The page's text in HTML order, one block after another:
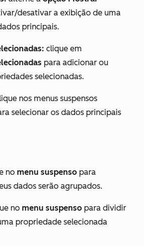
desativar a exibição de uma
principais.
clique em
para adicionar ou
selecionadas.
nos menus suspensos
selecionar os dados principais
no menu suspenso para
dados serão agrupados.
no menu suspenso para dividir
propriedade selecionada